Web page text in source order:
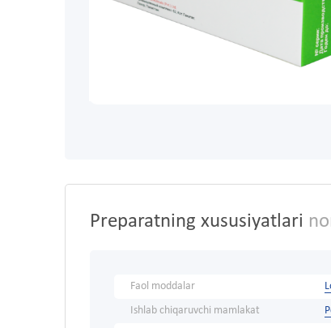
Preparatning xususiyatlari
Faol moddalar
Ishlab chiqaruvchi mamlakat